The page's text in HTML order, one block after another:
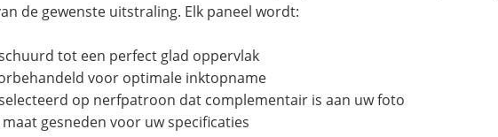
de gewenste uitstraling. Elk paneel wordt:
tot een perfect glad oppervlak
voor optimale inktopname
op nerfpatroon dat complementair is aan uw foto
maat gesneden voor uw specificaties